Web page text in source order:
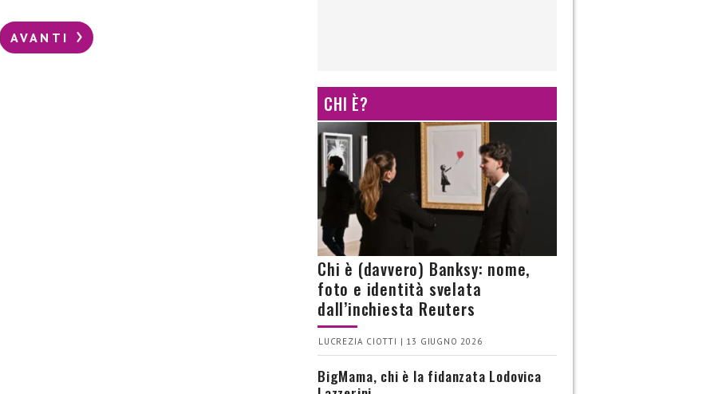
AVANTI
CHI È?
Chi è (davvero) Banksy: nome,
foto e identità svelata
dall’inchiesta Reuters
LUCREZIA CIOTTI | 13 GIUGNO 2026
BigMama, chi è la fidanzata Lodovica